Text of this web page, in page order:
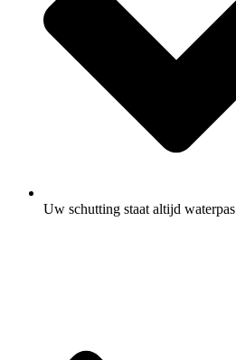
Uw schutting staat altijd waterpas